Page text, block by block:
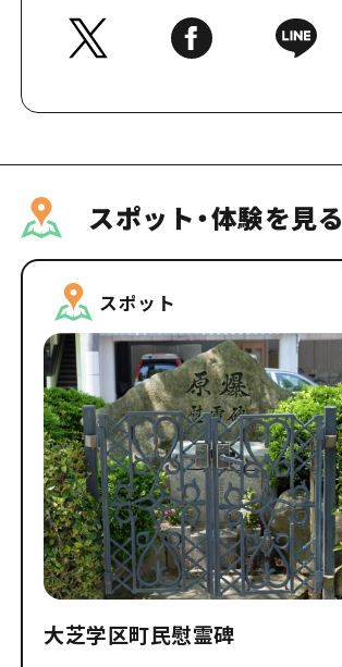
スポット・体験を見る
スポット
大芝学区町民慰霊碑